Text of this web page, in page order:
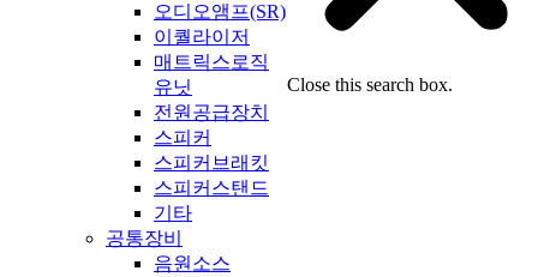
오디오앰프(SR)
이퀄라이저
매트릭스로직
유닛
전원공급장치
스피커
스피커브래킷
스피커스탠드
기타
공통장비
음원소스
Close this search box.